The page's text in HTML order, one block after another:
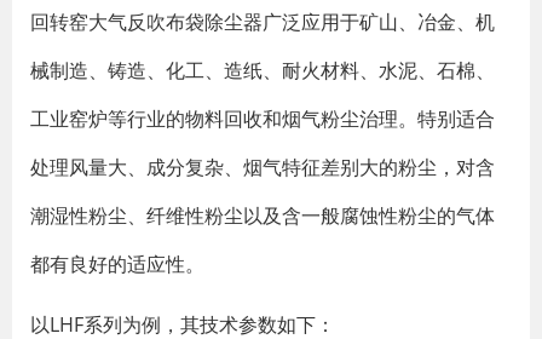
回转窑大气反吹布袋除尘器广泛应用于矿山、冶金、机
械制造、铸造、化工、造纸、耐火材料、水泥、石棉、
工业窑炉等行业的物料回收和烟气粉尘治理。特别适合
处理风量大、成分复杂、烟气特征差别大的粉尘，对含
潮湿性粉尘、纤维性粉尘以及含一般腐蚀性粉尘的气体
都有良好的适应性。
以LHF系列为例，其技术参数如下：